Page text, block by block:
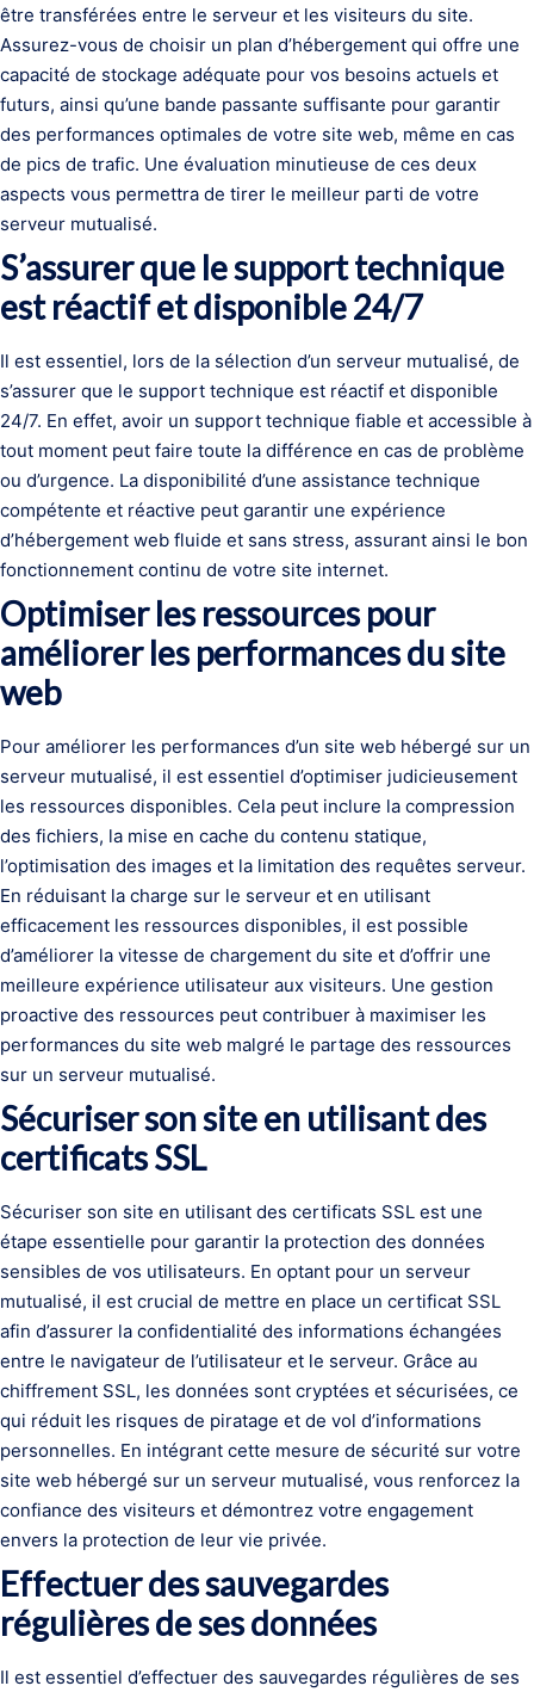
être transférées entre le serveur et les visiteurs du site.
Assurez-vous de choisir un plan d’hébergement qui offre une
capacité de stockage adéquate pour vos besoins actuels et
futurs, ainsi qu’une bande passante suffisante pour garantir
des performances optimales de votre site web, même en cas
de pics de trafic. Une évaluation minutieuse de ces deux
aspects vous permettra de tirer le meilleur parti de votre
serveur mutualisé.
S’assurer que le support technique
est réactif et disponible 24/7
Il est essentiel, lors de la sélection d’un serveur mutualisé, de
s’assurer que le support technique est réactif et disponible
24/7. En effet, avoir un support technique fiable et accessible à
tout moment peut faire toute la différence en cas de problème
ou d’urgence. La disponibilité d’une assistance technique
compétente et réactive peut garantir une expérience
d’hébergement web fluide et sans stress, assurant ainsi le bon
fonctionnement continu de votre site internet.
Optimiser les ressources pour
améliorer les performances du site
web
Pour améliorer les performances d’un site web hébergé sur un
serveur mutualisé, il est essentiel d’optimiser judicieusement
les ressources disponibles. Cela peut inclure la compression
des fichiers, la mise en cache du contenu statique,
l’optimisation des images et la limitation des requêtes serveur.
En réduisant la charge sur le serveur et en utilisant
efficacement les ressources disponibles, il est possible
d’améliorer la vitesse de chargement du site et d’offrir une
meilleure expérience utilisateur aux visiteurs. Une gestion
proactive des ressources peut contribuer à maximiser les
performances du site web malgré le partage des ressources
sur un serveur mutualisé.
Sécuriser son site en utilisant des
certificats SSL
Sécuriser son site en utilisant des certificats SSL est une
étape essentielle pour garantir la protection des données
sensibles de vos utilisateurs. En optant pour un serveur
mutualisé, il est crucial de mettre en place un certificat SSL
afin d’assurer la confidentialité des informations échangées
entre le navigateur de l’utilisateur et le serveur. Grâce au
chiffrement SSL, les données sont cryptées et sécurisées, ce
qui réduit les risques de piratage et de vol d’informations
personnelles. En intégrant cette mesure de sécurité sur votre
site web hébergé sur un serveur mutualisé, vous renforcez la
confiance des visiteurs et démontrez votre engagement
envers la protection de leur vie privée.
Effectuer des sauvegardes
régulières de ses données
Il est essentiel d’effectuer des sauvegardes régulières de ses